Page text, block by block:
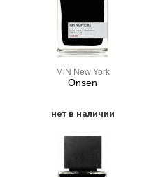
MiN New York
Onsen
нет в наличии